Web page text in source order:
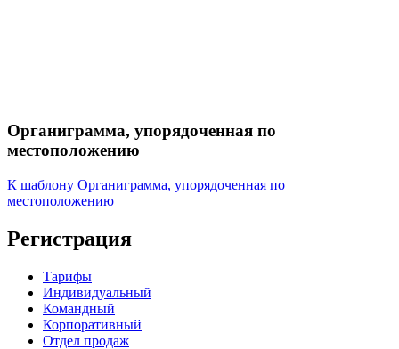
Органиграмма, упорядоченная по
местоположению
К шаблону Органиграмма, упорядоченная по
местоположению
Регистрация
Тарифы
Индивидуальный
Командный
Корпоративный
Отдел продаж